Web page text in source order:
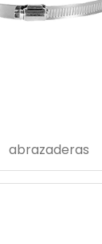
abrazaderas